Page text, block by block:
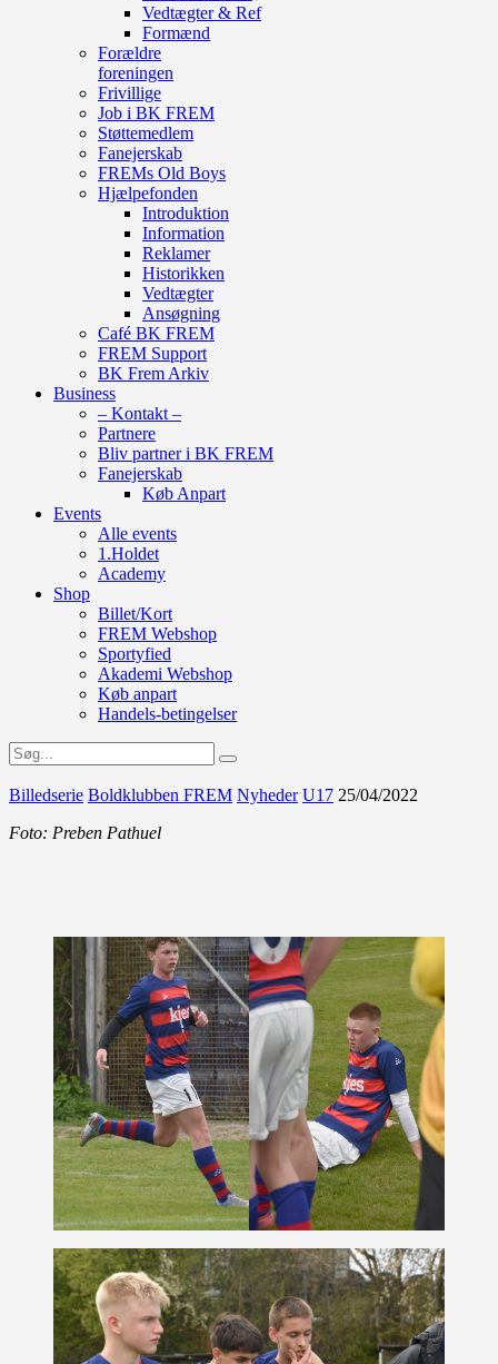
Vedtægter & Ref
Formænd
Forældre
foreningen
Frivillige
Job i BK FREM
Støttemedlem
Fanejerskab
FREMs Old Boys
Hjælpefonden
Introduktion
Information
Reklamer
Historikken
Vedtægter
Ansøgning
Café BK FREM
FREM Support
BK Frem Arkiv
Business
– Kontakt –
Partnere
Bliv partner i BK FREM
Fanejerskab
Køb Anpart
Events
Alle events
1.Holdet
Academy
Shop
Billet/Kort
FREM Webshop
Sportyfied
Akademi Webshop
Køb anpart
Handels-betingelser
Billedserie Boldklubben FREM Nyheder U17 25/04/2022
Foto: Preben Pathuel